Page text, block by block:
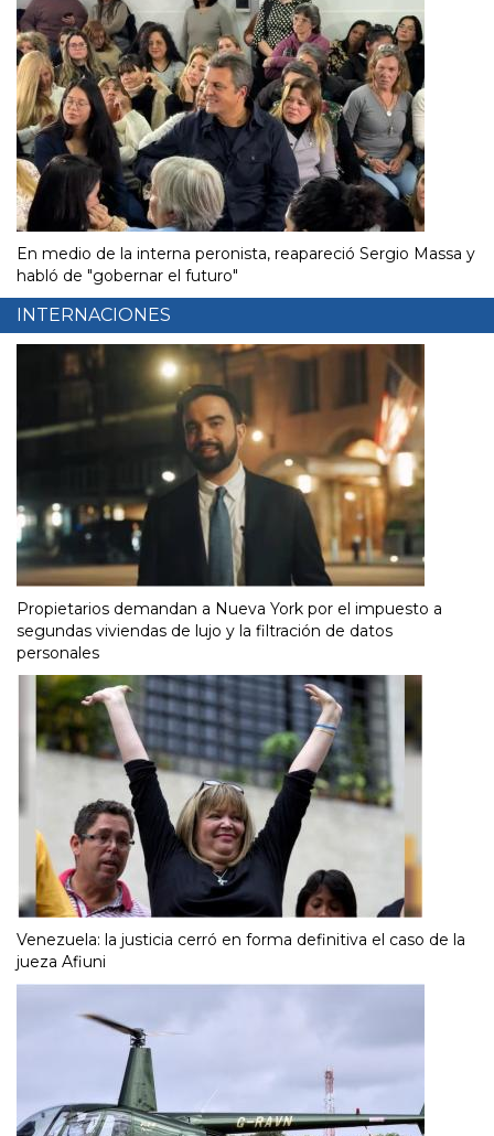
En medio de la interna peronista, reapareció Sergio Massa y
habló de "gobernar el futuro"
INTERNACIONES
Propietarios demandan a Nueva York por el impuesto a
segundas viviendas de lujo y la filtración de datos
personales
Venezuela: la justicia cerró en forma definitiva el caso de la
jueza Afiuni